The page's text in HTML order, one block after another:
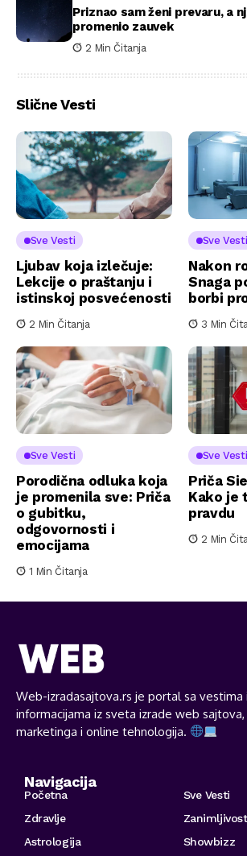
Priznao sam ženi prevaru, a
promenio zauvek
2 Min Čitanja
Slične Vesti
Sve Vesti
Ljubav koja izlečuje:
Lekcije o praštanju i
istinskoj posvećenosti
2 Min Čitanja
Sve Vesti
Nakon
Snaga
borbi
3 Min
Sve Vesti
Porodična odluka koja
je promenila sve: Priča
o gubitku,
odgovornosti i
emocijama
1 Min Čitanja
Sve Vesti
Priča
Kako je
pravdu
2 Min
Web-izradasajtova.rs je portal sa vestima i
informacijama iz sveta izrade web
marketinga i online tehnologija.
Navigacija
Početna
Sve Vesti
Zdravlje
Astrologija
Showbizz